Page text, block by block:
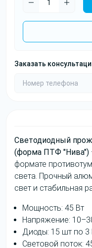
Заказать
Светодиодный
(форма ПТФ "Нива")
формате
света. Прочный
свет и стабильная
Мощность: 45 Вт
Напряжение:
Диоды: 15 шт по 3
Световой поток: